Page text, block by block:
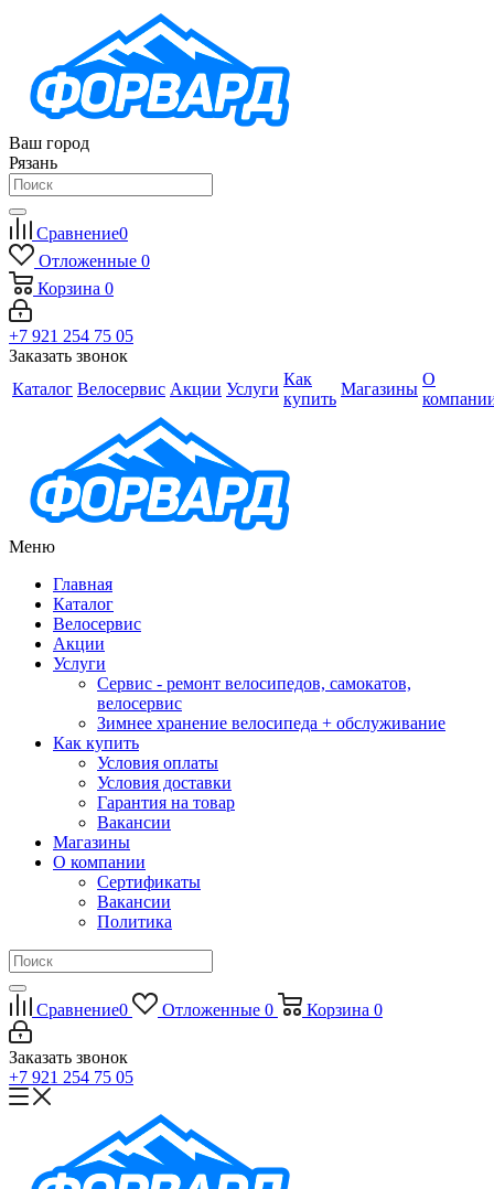
Ваш город
Рязань
Сравнение0
Отложенные 0
Корзина 0
+7 921 254 75 05
Заказать звонок
Каталог Велосервис Акции Услуги
Как
купить
Магазины
О
Меню
Главная
Каталог
Велосервис
Акции
Услуги
Сервис - ремонт велосипедов, самокатов,
велосервис
Зимнее хранение велосипеда + обслуживание
Как купить
Условия оплаты
Условия доставки
Гарантия на товар
Вакансии
Магазины
О компании
Сертификаты
Вакансии
Политика
Сравнение0 Отложенные 0 Корзина 0
Заказать звонок
+7 921 254 75 05